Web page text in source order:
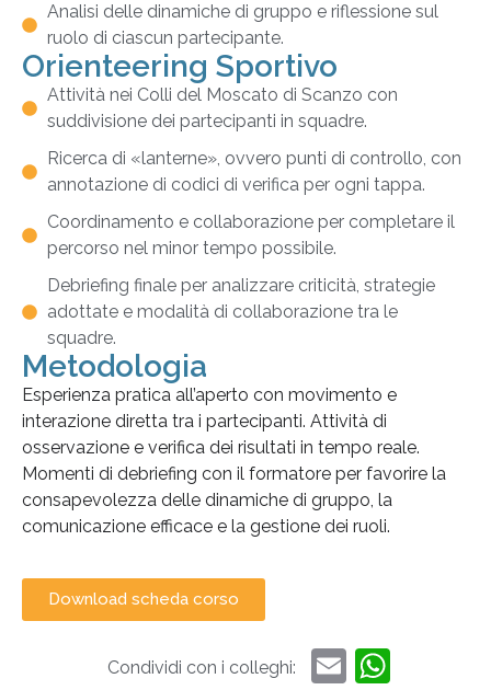
Analisi delle dinamiche di gruppo e riflessione sul
ruolo di ciascun partecipante.
Orienteering Sportivo
Attività nei Colli del Moscato di Scanzo con
suddivisione dei partecipanti in squadre.
Ricerca di «lanterne», ovvero punti di controllo, con
annotazione di codici di verifica per ogni tappa.
Coordinamento e collaborazione per completare il
percorso nel minor tempo possibile.
Debriefing finale per analizzare criticità, strategie
adottate e modalità di collaborazione tra le
squadre.
Metodologia
Esperienza pratica all’aperto con movimento e
interazione diretta tra i partecipanti. Attività di
osservazione e verifica dei risultati in tempo reale.
Momenti di debriefing con il formatore per favorire la
consapevolezza delle dinamiche di gruppo, la
comunicazione efficace e la gestione dei ruoli.
Download scheda corso
Condividi con i colleghi: Email